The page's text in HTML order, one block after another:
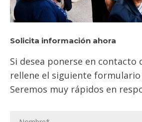
Solicita información ahora
Si desea ponerse en contacto
rellene el siguiente formulario
Seremos muy rápidos en